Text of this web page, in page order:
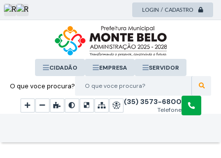
LOGIN / CADASTRO
O que voce procura?
CIDADÃO EMPRESA SERVIDOR
Telefone
(35) 3573-6800